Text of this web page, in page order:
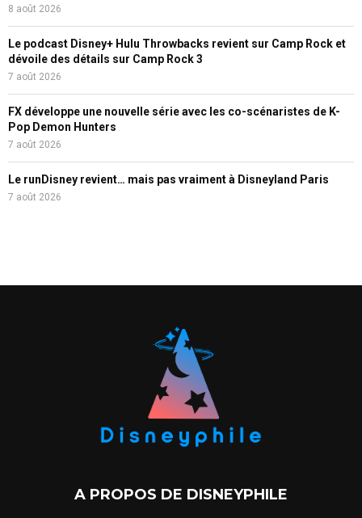
8 août 2026
Le podcast Disney+ Hulu Throwbacks revient sur Camp Rock et
dévoile des détails sur Camp Rock 3
7 août 2026
FX développe une nouvelle série avec les co-scénaristes de K-
Pop Demon Hunters
7 août 2026
Le runDisney revient… mais pas vraiment à Disneyland Paris
7 août 2026
A PROPOS DE DISNEYPHILE